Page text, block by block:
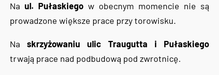
Na ul. Pułaskiego w obecnym momencie nie są
prowadzone większe prace przy torowisku.
Na skrzyżowaniu ulic Traugutta i Pułaskiego
trwają prace nad podbudową pod zwrotnicę.